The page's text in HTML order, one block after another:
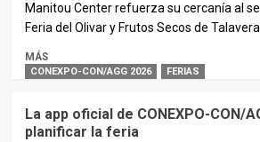
Manitou Center refuerza su cercanía al
Feria del Olivar y Frutos Secos de
MÁS
CONEXPO-CON/AGG 2026 FERIAS
La app oficial de CONEXPO-CON/
planificar la feria